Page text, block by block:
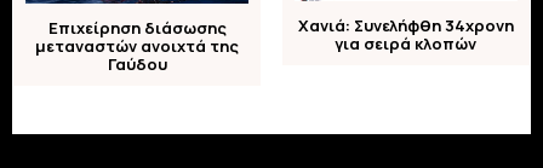
Επιχείρηση διάσωσης
μεταναστών ανοιχτά της
Γαύδου
Χανιά: Συνελήφθη 34χρονη
για σειρά κλοπών